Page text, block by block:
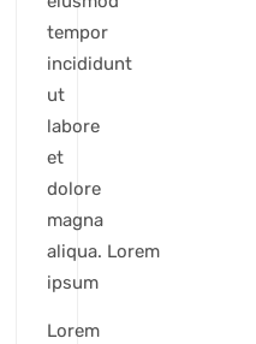
tempor
incididunt
ut
labore
et
dolore
magna
aliqua. Lorem
ipsum
Lorem